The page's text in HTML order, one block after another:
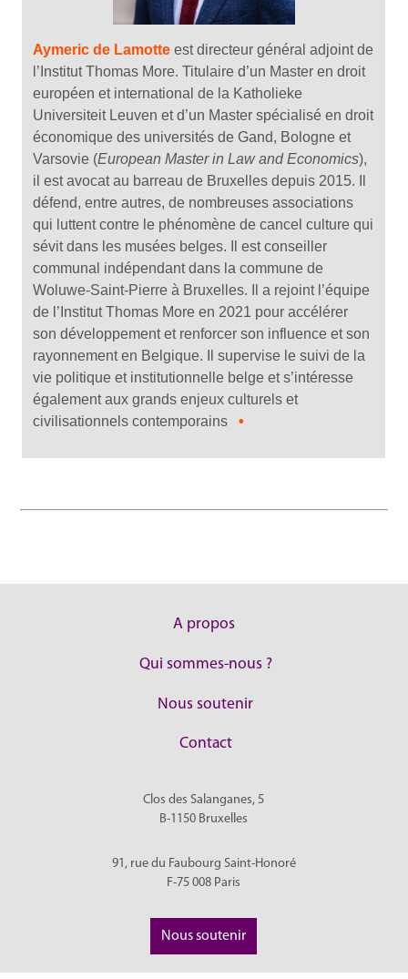
Aymeric de Lamotte est directeur général adjoint de
l’Institut Thomas More. Titulaire d’un Master en droit
européen et international de la Katholieke
Universiteit Leuven et d’un Master spécialisé en droit
économique des universités de Gand, Bologne et
Varsovie (European Master in Law and Economics),
il est avocat au barreau de Bruxelles depuis 2015. Il
défend, entre autres, de nombreuses associations
qui luttent contre le phénomène de cancel culture qui
sévit dans les musées belges. Il est conseiller
communal indépendant dans la commune de
Woluwe-Saint-Pierre à Bruxelles. Il a rejoint l’équipe
de l’Institut Thomas More en 2021 pour accélérer
son développement et renforcer son influence et son
rayonnement en Belgique. Il supervise le suivi de la
vie politique et institutionnelle belge et s’intéresse
également aux grands enjeux culturels et
civilisationnels contemporains•
A propos
Qui sommes-nous ?
Nous soutenir
Contact
Clos des Salanganes, 5
B-1150 Bruxelles
91, rue du Faubourg Saint-Honoré
F-75 008 Paris
Nous soutenir